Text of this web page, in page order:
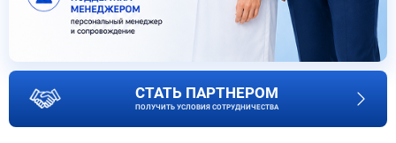
СТАТЬ ПАРТНЕРОМ
ПОЛУЧИТЬ УСЛОВИЯ СОТРУДНИЧЕСТВА